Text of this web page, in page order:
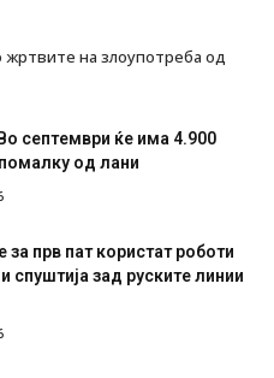
жртвите на злоупотреба од
септември ќе има 4.900
од лани
за прв пат користат роботи
спуштија зад руските линии